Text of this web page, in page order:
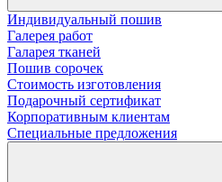
Индивидуальный пошив
Галерея работ
Галарея тканей
Пошив сорочек
Стоимость изготовления
Подарочный сертификат
Корпоративным клиентам
Специальные предложения